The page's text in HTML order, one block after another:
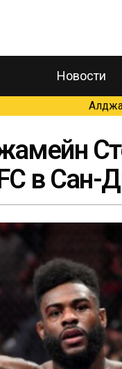
Новости
в Сан-